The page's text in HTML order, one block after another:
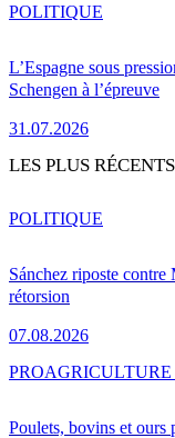
L’Espagne sous
Schengen à l’épreuve
31.07.2026
POLITIQUE
LES PLUS RÉCENTS
Sánchez riposte contre
rétorsion
07.08.2026
POLITIQUE
Poulets, bovins et ours
PRO